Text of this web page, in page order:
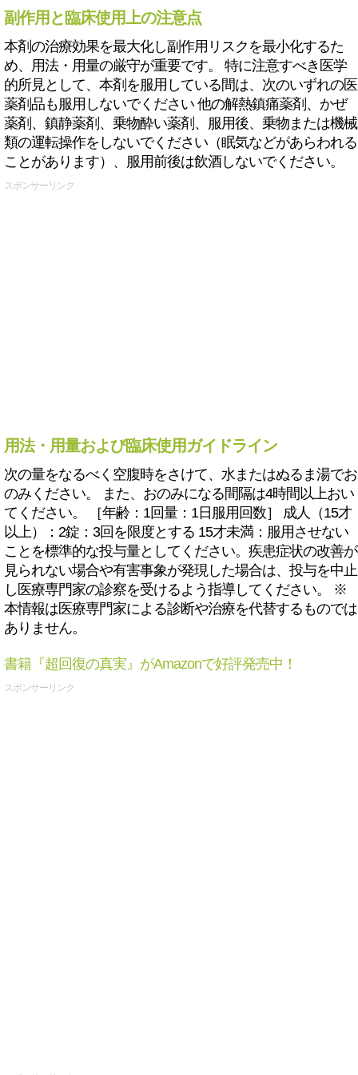
副作用と臨床使用上の注意点
本剤の治療効果を最大化し副作用リスクを最小化するた
め、用法・用量の厳守が重要です。 特に注意すべき医学
的所見として、本剤を服用している間は、次のいずれの医
薬剤品も服用しないでください 他の解熱鎮痛薬剤、かぜ
薬剤、鎮静薬剤、乗物酔い薬剤、服用後、乗物または機械
類の運転操作をしないでください（眠気などがあらわれる
ことがあります）、服用前後は飲酒しないでください。
スポンサーリンク
用法・用量および臨床使用ガイドライン
次の量をなるべく空腹時をさけて、水またはぬるま湯でお
のみください。 また、おのみになる間隔は4時間以上おい
てください。 ［年齢：1回量：1日服用回数］ 成人（15才
以上）：2錠：3回を限度とする 15才未満：服用させない
ことを標準的な投与量としてください。疾患症状の改善が
見られない場合や有害事象が発現した場合は、投与を中止
し医療専門家の診察を受けるよう指導してください。 ※
本情報は医療専門家による診断や治療を代替するものでは
ありません。
書籍『超回復の真実』がAmazonで好評発売中！
スポンサーリンク